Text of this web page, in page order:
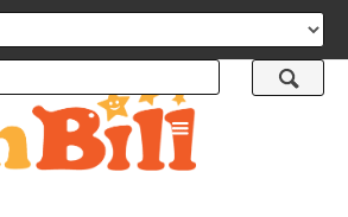
メニュー